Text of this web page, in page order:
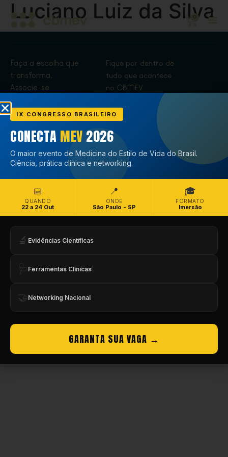
0
Luciano Luiz da Silva
Faça a escolha que
transforma,
Associe-se
Associe-se
Fique por dentro de
tudo que acontece
no CBMEV
IX CONGRESSO BRASILEIRO
CONECTA MEV 2026
O maior evento de Medicina do Estilo de Vida do Brasil.
Ciência, prática clínica e networking.
📅
QUANDO
22 a 24 Out
📍
ONDE
São Paulo - SP
🎓
FORMATO
Imersão
🔬 Evidências Científicas
🩺 Ferramentas Clínicas
🤝 Networking Nacional
GARANTA SUA VAGA →